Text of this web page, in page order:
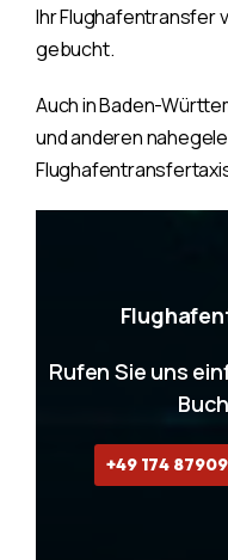
Ihr Flughafentransfer
gebucht.
Auch in Baden-
und anderen
Rufen Sie uns
+49 174